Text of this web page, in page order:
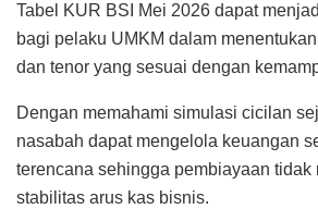
Tabel KUR BSI Mei 2026 dapat
bagi pelaku UMKM dalam
dan tenor yang sesuai dengan
Dengan memahami simulasi cicilan
nasabah dapat mengelola keuangan
terencana sehingga pembiayaan tidak
stabilitas arus kas bisnis.